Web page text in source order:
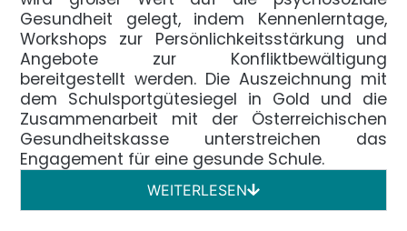
Gesundheit gelegt, indem Kennenlerntage,
Workshops zur Persönlichkeitsstärkung und
Angebote zur Konfliktbewältigung
bereitgestellt werden. Die Auszeichnung mit
dem Schulsportgütesiegel in Gold und die
Zusammenarbeit mit der Österreichischen
Gesundheitskasse unterstreichen das
Engagement für eine gesunde Schule.
WEITERLESEN